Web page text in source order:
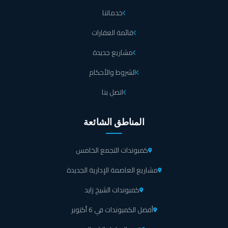
جمالاً إضافيًا داخل كمبوند كايرو ويست ريزيدنس التجمع
نوافير المياه المضيئة تعطي لكمبوند كايرو ويست شكل مبهج
بتواجدها بين الحدائق والمتنزهات، وتعتبر مكان مناسب
يتوفر في كايرو ويست منطقة ترفيهية للأطفال تضم ألعابًا
مرحة تتمتع بأعلى درجات الأمان.
العمارات يوجد في كل واحدة منها 2 مصعد حديث وسريع
لضمان عدم الزحام في كمبوند كايرو ويست ريزيدنس التجمع
خدماتنا
قائمة العقارات
مشاريع جديدة
الشروط والأحكام
اتصل بنا
المناطق الشائعة
كمبوندات التجمع الخامس
مشاريع العاصمة الإدارية الجديدة
كمبوندات الشيخ زايد
أفضل الكمبوندات في 6 أكتوبر